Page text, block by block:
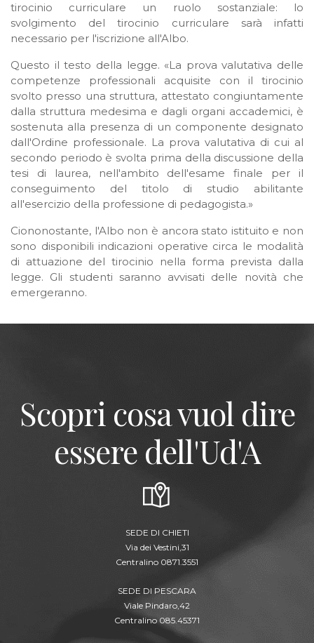
tirocinio curriculare un ruolo sostanziale: lo
svolgimento del tirocinio curriculare sarà infatti
necessario per l'iscrizione all'Albo.
Questo il testo della legge. «La prova valutativa delle
competenze professionali acquisite con il tirocinio
svolto presso una struttura, attestato congiuntamente
dalla struttura medesima e dagli organi accademici, è
sostenuta alla presenza di un componente designato
dall'Ordine professionale. La prova valutativa di cui al
secondo periodo è svolta prima della discussione della
tesi di laurea, nell'ambito dell'esame finale per il
conseguimento del titolo di studio abilitante
all'esercizio della professione di pedagogista.»
Ciononostante, l'Albo non è ancora stato istituito e non
sono disponibili indicazioni operative circa le modalità
di attuazione del tirocinio nella forma prevista dalla
legge. Gli studenti saranno avvisati delle novità che
emergeranno.
Scopri cosa vuol dire
essere dell'Ud'A
SEDE DI CHIETI
Via dei Vestini,31
Centralino 0871.3551
SEDE DI PESCARA
Viale Pindaro,42
Centralino 085.45371